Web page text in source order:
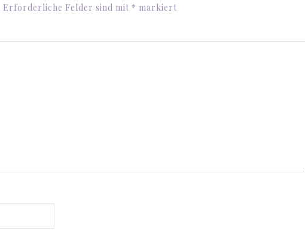
Erforderliche Felder sind mit * markiert